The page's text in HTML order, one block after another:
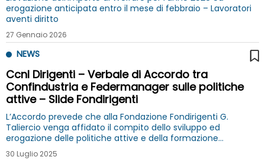
erogazione anticipata entro il mese di febbraio – Lavoratori
aventi diritto
27 Gennaio 2026
NEWS
Ccnl Dirigenti – Verbale di Accordo tra
Confindustria e Federmanager sulle politiche
attive – Slide Fondirigenti
L’Accordo prevede che alla Fondazione Fondirigenti G.
Taliercio venga affidato il compito dello sviluppo ed
erogazione delle politiche attive e della formazione
destinate ai dirigenti
30 Luglio 2025